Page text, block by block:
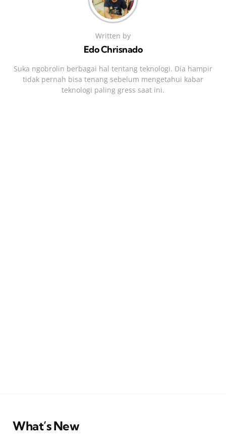
Written by
Edo Chrisnado
Suka ngobrolin berbagai hal tentang teknologi. Dia hampir
tidak pernah bisa tenang sebelum mengetahui kabar
teknologi paling gress saat ini.
What’s New